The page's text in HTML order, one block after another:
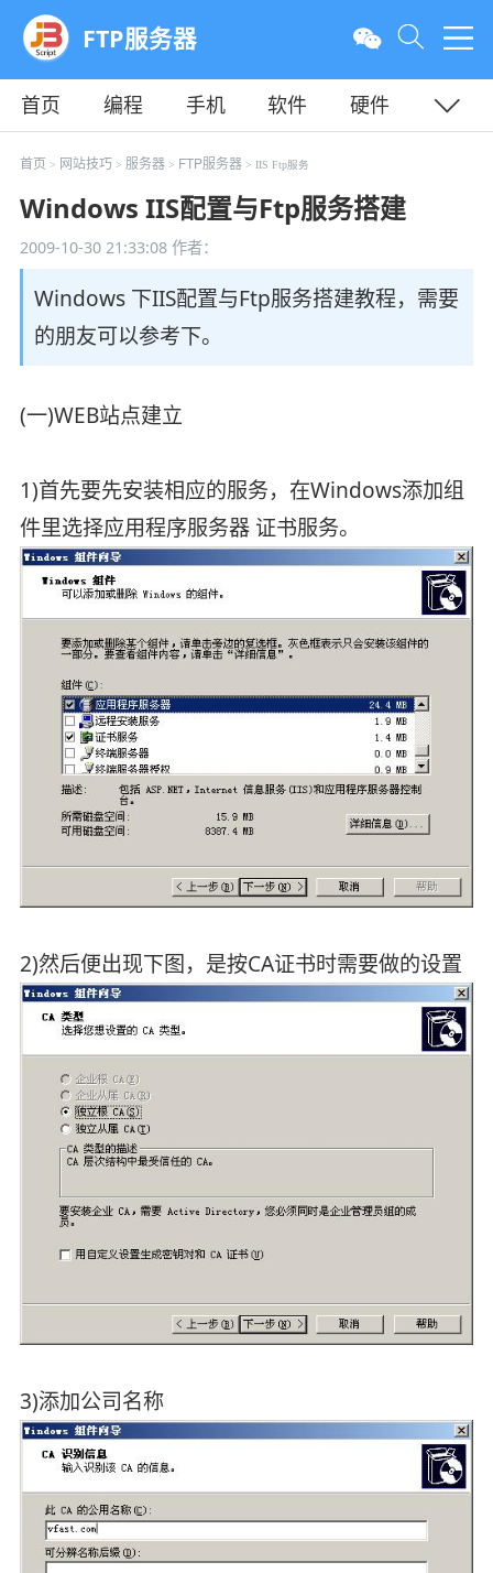
FTP服务器
首页 编程 手机 软件
硬件
教程
平面 服务器
首页 > 网站技巧 > 服务器> FTP服务器> IIS Ftp服务
Windows IIS配置与Ftp服务搭建
2009-10-30 21:33:08作者：
Windows 下IIS配置与Ftp服务搭建教程，需要
的朋友可以参考下。
(一)WEB站点建立
1)首先要先安装相应的服务，在Windows添加组
件里选择应用程序服务器 证书服务。
2)然后便出现下图，是按CA证书时需要做的设置
3)添加公司名称